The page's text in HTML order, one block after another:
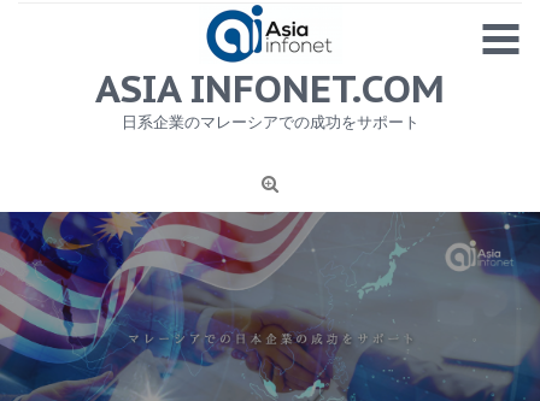
MENU
1
ニュース
労務サービス
プライバシーポリシー及び著作権について
お問合せ
ASIA INFONET.COM
日系企業のマレーシアでの成功をサポート